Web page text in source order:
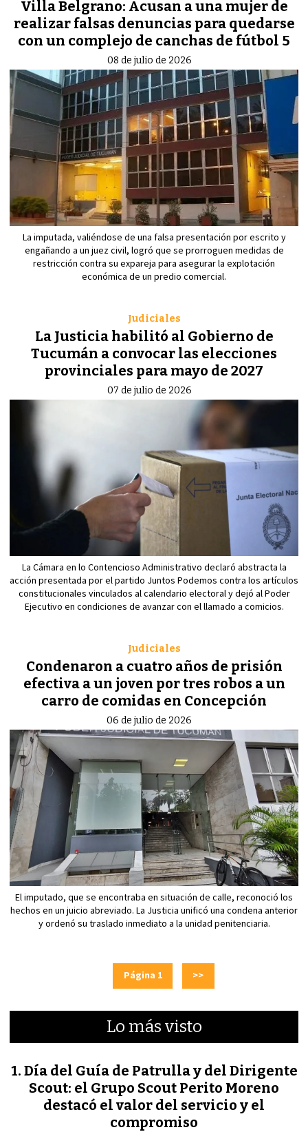
Villa Belgrano: Acusan a una mujer de
realizar falsas denuncias para quedarse
con un complejo de canchas de fútbol 5
08 de julio de 2026
La imputada, valiéndose de una falsa presentación por escrito y
engañando a un juez civil, logró que se prorroguen medidas de
restricción contra su expareja para asegurar la explotación
económica de un predio comercial.
La Justicia habilitó al Gobierno de
Tucumán a convocar las elecciones
provinciales para mayo de 2027
Judiciales
07 de julio de 2026
La Cámara en lo Contencioso Administrativo declaró abstracta la
acción presentada por el partido Juntos Podemos contra los artículos
constitucionales vinculados al calendario electoral y dejó al Poder
Ejecutivo en condiciones de avanzar con el llamado a comicios.
Condenaron a cuatro años de prisión
efectiva a un joven por tres robos a un
carro de comidas en Concepción
Judiciales
06 de julio de 2026
El imputado, que se encontraba en situación de calle, reconoció los
hechos en un juicio abreviado. La Justicia unificó una condena anterior
y ordenó su traslado inmediato a la unidad penitenciaria.
Página 1 >>
Lo más visto
Día del Guía de Patrulla y del Dirigente
Scout: el Grupo Scout Perito Moreno
destacó el valor del servicio y el
compromiso